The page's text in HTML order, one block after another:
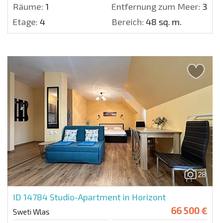
Räume: 1 Entfernung zum Meer: 300
Etage: 4 Bereich: 48 sq. m.
28
ID 14784 Studio-Apartment in Horizont
Sweti Wlas 66 500 €